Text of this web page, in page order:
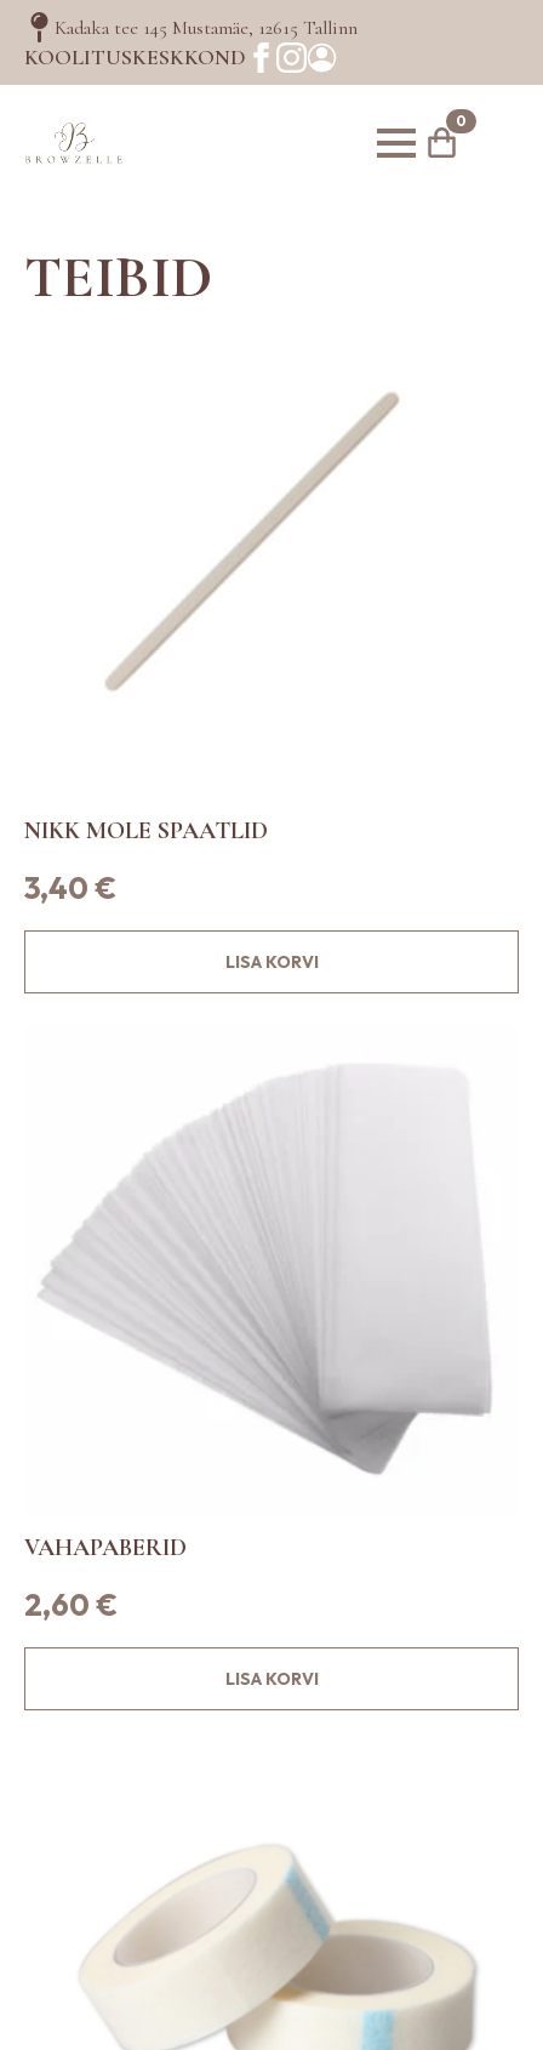
Kadaka tee 145 Mustamäe, 12615 Tallinn
KOOLITUSKESKKOND
0
TEIBID
NIKK MOLE SPAATLID
3,40€
LISA KORVI
VAHAPABERID
2,60€
LISA KORVI